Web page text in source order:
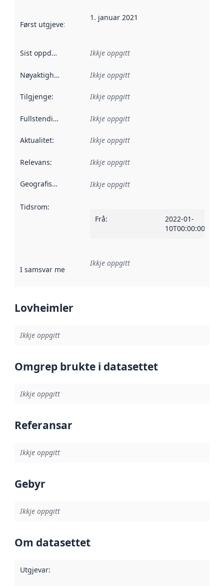
Først utgjeve: Denne datoen seier når dataa i dette
1. januar 2021
Sist oppdatert Ikkje oppgitt
Nøyaktigheit Ikkje oppgitt
Tilgjenge: Ikkje oppgitt
Fullstendigheit Ikkje oppgitt
Aktualitet: Ikkje oppgitt
Relevans: Ikkje oppgitt
Geografisk område Ikkje oppgitt
Tidsrom:
Frå:
2022-01-
10T00:00:00Z
I samsvar med Referanse til ei implementeringsregel eller
Ikkje oppgitt
Lovheimler
Ikkje oppgitt
Omgrep brukte i datasettet
Ikkje oppgitt
Referansar
Ikkje oppgitt
Gebyr
Ikkje oppgitt
Om datasettet
Utgjevar: